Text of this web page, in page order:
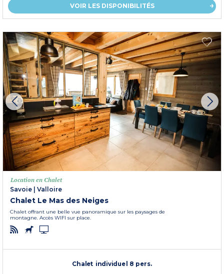
VOIR LES DISPONIBILITÉS
Location en Chalet
Savoie
Valloire
Chalet Le Mas des Neiges
Chalet offrant une belle vue panoramique sur les paysages de
montagne. Accès WIFI sur place.
Chalet individuel 8 pers.